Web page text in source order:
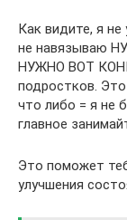
Как видите, я не
не навязываю
НУЖНО ВОТ
подростков.
что либо = я не
главное
Это поможет
улучшения